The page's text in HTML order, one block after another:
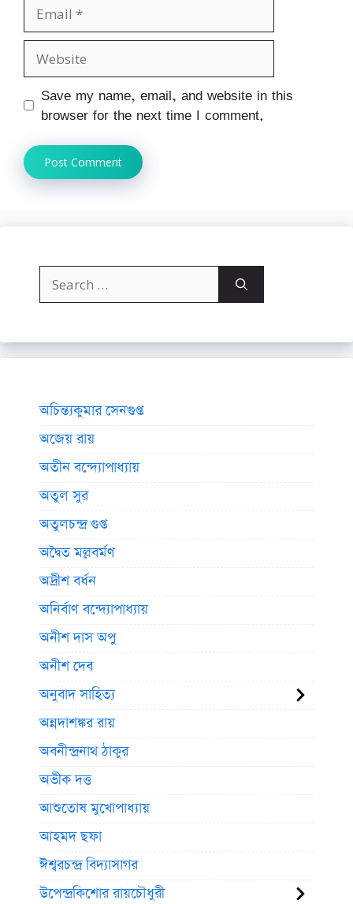
Email
Website
Save my name, email, and website in this
browser for the next time I comment.
Search
for:
অচিন্ত্যকুমার সেনগুপ্ত
অজেয় রায়
অতীন বন্দ্যোপাধ্যায়
অতুল সুর
অতুলচন্দ্র গুপ্ত
অদ্বৈত মল্লবর্মণ
অদ্রীশ বর্ধন
অনির্বাণ বন্দ্যোপাধ্যায়
অনীশ দাস অপু
অনীশ দেব
অনুবাদ সাহিত্য
অন্নদাশঙ্কর রায়
অবনীন্দ্রনাথ ঠাকুর
অভীক দত্ত
আশুতোষ মুখোপাধ্যায়
আহমদ ছফা
ঈশ্বরচন্দ্র বিদ্যাসাগর
উপেন্দ্রকিশোর রায়চৌধুরী